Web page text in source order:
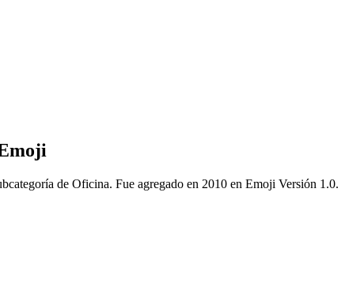
de Oficina. Fue agregado en 2010 en Emoji Versión 1.0.